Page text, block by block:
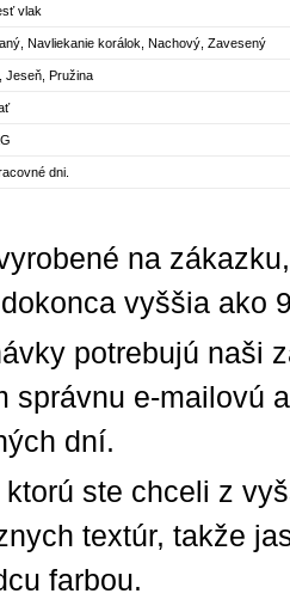
vlak
Navliekanie korálok, Nachový, Zavesený
Jeseň, Pružina
dni.
na
vyššia ako
potrebujú naši
správnu e-mailovú
dní.
ste chceli z
textúr, takže
farbou.